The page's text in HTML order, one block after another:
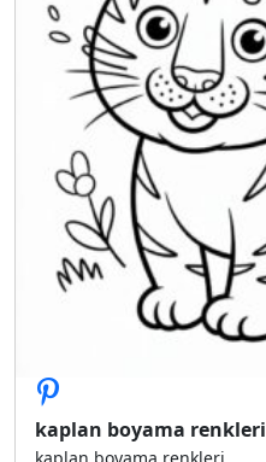
kaplan boyama renkleri
kaplan boyama renkleri